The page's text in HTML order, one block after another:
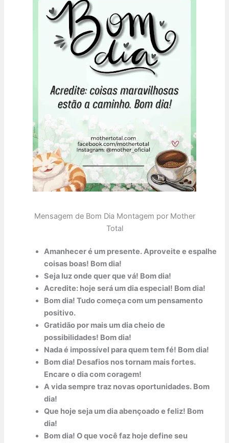
Mensagem de Bom Dia Montagem por Mother
Total
Amanhecer é um presente. Aproveite e espalhe
coisas boas! Bom dia!
Seja luz onde quer que vá! Bom dia!
Acredite: hoje será um dia especial! Bom dia!
Bom dia! Tudo começa com um pensamento
positivo.
Gratidão por mais um dia cheio de
possibilidades! Bom dia!
Nada é impossível para quem tem fé! Bom dia!
Bom dia! Desafios nos tornam mais fortes.
Encare o dia com coragem!
A vida sempre traz novas oportunidades. Bom
dia!
Que hoje seja um dia abençoado e feliz! Bom
dia!
Bom dia! O que você faz hoje define seu